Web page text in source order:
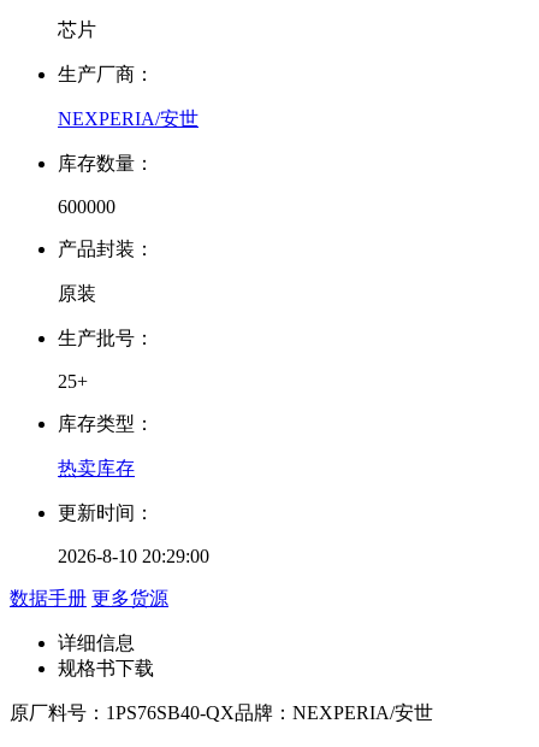
芯片
生产厂商：
NEXPERIA/安世
库存数量：
600000
产品封装：
原装
生产批号：
25+
库存类型：
热卖库存
更新时间：
2026-8-10 20:29:00
数据手册 更多货源
详细信息
规格书下载
原厂料号： 1PS76SB40-QX品牌： NEXPERIA/安世